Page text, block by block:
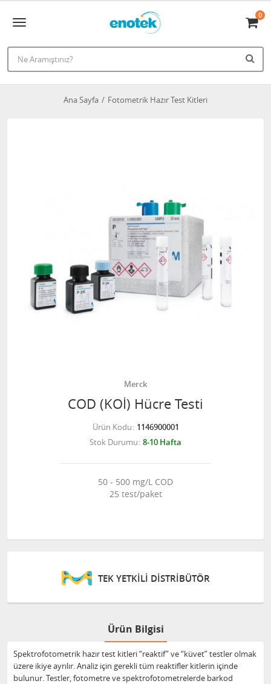
0
Ana Sayfa Fotometrik Hazır Test Kitleri
Merck
COD (KOİ) Hücre Testi
Ürün Kodu 1146900001
Stok Durumu 8-10 Hafta
50 - 500 mg/L COD
25 test/paket
TEK YETKİLİ DİSTRİBÜTÖR
Ürün Bilgisi
Spektrofotometrik hazır test kitleri “reaktif” ve “küvet” testler olmak
üzere ikiye ayrılır. Analiz için gerekli tüm reaktifler kitlerin içinde
bulunur. Testler, fotometre ve spektrofotometrelerde barkod